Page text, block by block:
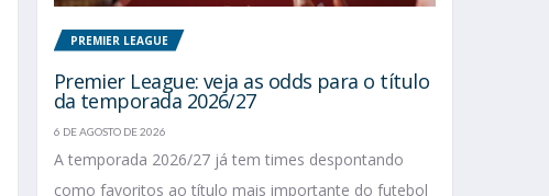
PREMIER LEAGUE
Premier League: veja as odds para o título
da temporada 2026/27
6 DE AGOSTO DE 2026
A temporada 2026/27 já tem times despontando
como favoritos ao título mais importante do futebol